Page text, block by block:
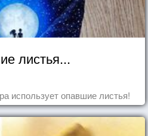
листья...
использует опавшие листья!